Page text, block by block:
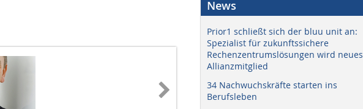
News
Prior1 schließt sich der bluu unit an:
Spezialist für zukunftssichere
Rechenzentrumslösungen wird neues
Allianzmitglied
34 Nachwuchskräfte starten ins
Berufsleben